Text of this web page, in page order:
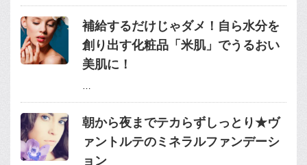
補給するだけじゃダメ！自ら水分を
創り出す化粧品「米肌」でうるおい
美肌に！
…
朝から夜までテカらずしっとり★ヴ
ァントルテのミネラルファンデーシ
ョン